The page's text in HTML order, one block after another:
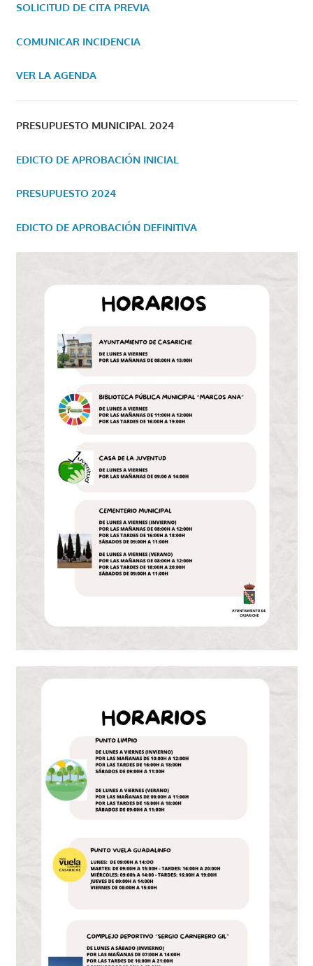
SOLICITUD DE CITA PREVIA
COMUNICAR INCIDENCIA
VER LA AGENDA
PRESUPUESTO MUNICIPAL 2024
EDICTO DE APROBACIÓN INICIAL
PRESUPUESTO 2024
EDICTO DE APROBACIÓN DEFINITIVA